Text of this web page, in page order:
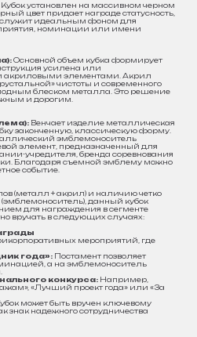
Кубок установлен на массивном черном
цвет придает награде статусность,
служит идеальным фоном для
номинации или имени
Основной объем кубка формирует
усилена или
акриловыми элементами. Акрил
чистоты и современного
блеском металла. Это решение
и дорогим.
Венчает изделие металлическая
законченную, классическую форму.
эмблемоноситель
элемент, предназначенный для
учредителя, бренда соревнования
Благодаря съемной эмблему можно
событие.
(металл + акрил) и наличию четко
данный кубок
для награждения в сегменте
вручать в следующих случаях:
мероприятий, где
года»: Постамент позволяет
а на эмблемоноситель
конкурса: Например,
«Лучший проект года» или «За
может быть вручен ключевому
знак надежного сотрудничества